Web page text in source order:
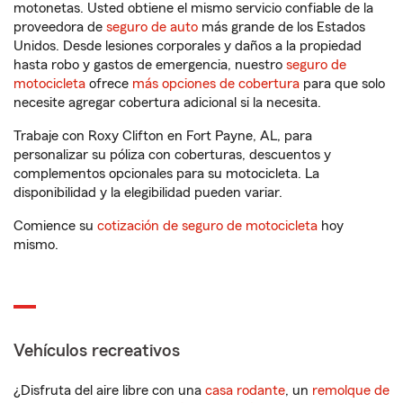
motonetas. Usted obtiene el mismo servicio confiable de la
proveedora de seguro de auto más grande de los Estados
Unidos. Desde lesiones corporales y daños a la propiedad
hasta robo y gastos de emergencia, nuestro seguro de
motocicleta ofrece más opciones de cobertura para que solo
necesite agregar cobertura adicional si la necesita.
Trabaje con Roxy Clifton en Fort Payne, AL, para
personalizar su póliza con coberturas, descuentos y
complementos opcionales para su motocicleta. La
disponibilidad y la elegibilidad pueden variar.
Comience su cotización de seguro de motocicleta hoy
mismo.
Vehículos recreativos
¿Disfruta del aire libre con una casa rodante, un remolque de